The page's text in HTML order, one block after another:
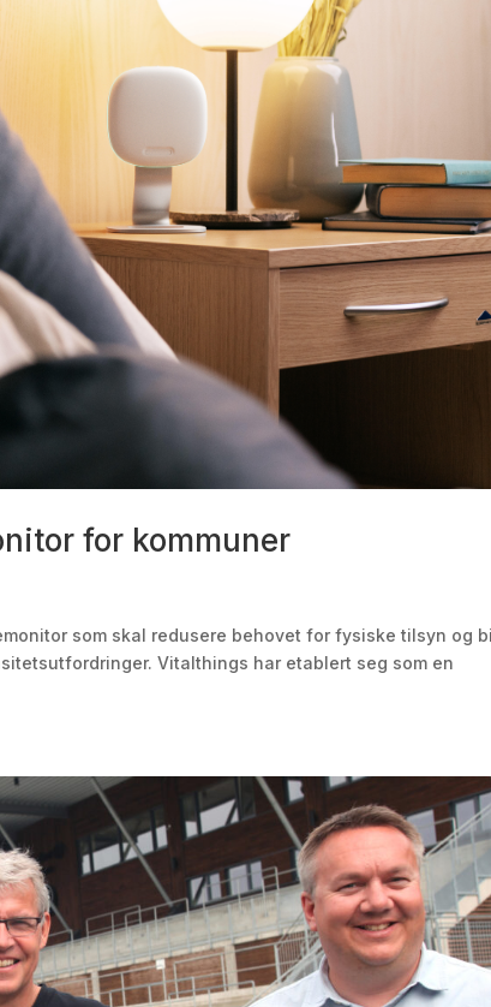
for kommuner
som skal redusere behovet for fysiske tilsyn og
Vitalthings har etablert seg som en